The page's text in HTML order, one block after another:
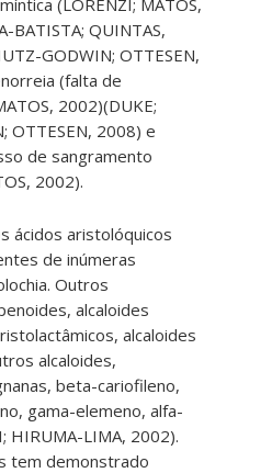
BATISTA; QUINTAS,
GODWIN; OTTESEN,
(falta de
2002)(DUKE;
OTTESEN, 2008) e
de sangramento
2002).
ácidos aristolóquicos
de inúmeras
Outros
alcaloides
alcaloides
alcaloides,
beta-cariofileno,
gama-elemeno, alfa-
HIRUMA-LIMA, 2002).
tem demonstrado